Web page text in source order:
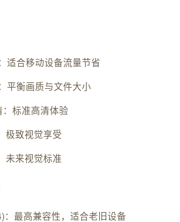
适合移动设备流量节省
平衡画质与文件大小
标准高清体验
极致视觉享受
未来视觉标准
：最高兼容性，适合老旧设备